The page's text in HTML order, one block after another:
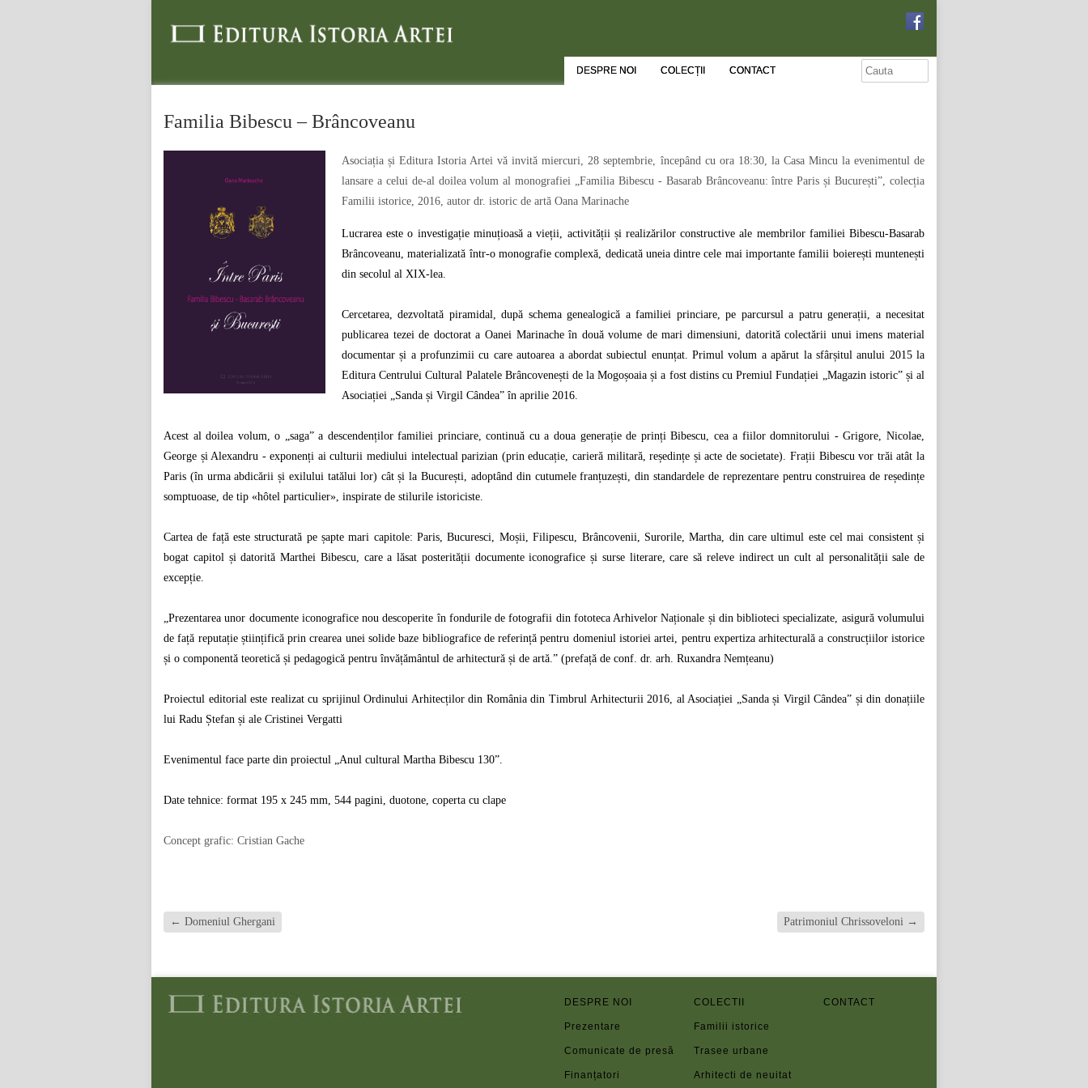
DESPRE NOI COLECȚII CONTACT
Familia Bibescu – Brâncoveanu
Asociația și Editura Istoria Artei vă invită miercuri, 28 septembrie, începând cu ora 18:30, la Casa Mincu la evenimentul de
lansare a celui de-al doilea volum al monografiei „Familia Bibescu - Basarab Brâncoveanu: între Paris și București”, colecția
Familii istorice, 2016, autor dr. istoric de artă Oana Marinache
Lucrarea este o investigație minuțioasă a vieții, activității și realizărilor constructive ale membrilor familiei Bibescu-Basarab
Brâncoveanu, materializată într-o monografie complexă, dedicată uneia dintre cele mai importante familii boierești muntenești
din secolul al XIX-lea.
Cercetarea, dezvoltată piramidal, după schema genealogică a familiei princiare, pe parcursul a patru generații, a necesitat
publicarea tezei de doctorat a Oanei Marinache în două volume de mari dimensiuni, datorită colectării unui imens material
documentar și a profunzimii cu care autoarea a abordat subiectul enunțat. Primul volum a apărut la sfârșitul anului 2015 la
Editura Centrului Cultural Palatele Brâncovenești de la Mogoșoaia și a fost distins cu Premiul Fundației „Magazin istoric” și al
Asociației „Sanda și Virgil Cândea” în aprilie 2016.
Acest al doilea volum, o „saga” a descendenților familiei princiare, continuă cu a doua generație de prinți Bibescu, cea a fiilor domnitorului - Grigore, Nicolae,
George și Alexandru - exponenți ai culturii mediului intelectual parizian (prin educație, carieră militară, reședințe și acte de societate). Frații Bibescu vor trăi atât la
Paris (în urma abdicării și exilului tatălui lor) cât și la București, adoptând din cutumele franțuzești, din standardele de reprezentare pentru construirea de reședințe
somptuoase, de tip «hôtel particulier», inspirate de stilurile istoriciste.
Cartea de față este structurată pe șapte mari capitole: Paris, Bucuresci, Moșii, Filipescu, Brâncovenii, Surorile, Martha, din care ultimul este cel mai consistent și
bogat capitol și datorită Marthei Bibescu, care a lăsat posterității documente iconografice și surse literare, care să releve indirect un cult al personalității sale de
excepție.
„Prezentarea unor documente iconografice nou descoperite în fondurile de fotografii din fototeca Arhivelor Naționale și din biblioteci specializate, asigură volumului
de față reputație științifică prin crearea unei solide baze bibliografice de referință pentru domeniul istoriei artei, pentru expertiza arhitecturală a construcțiilor istorice
și o componentă teoretică și pedagogică pentru învățământul de arhitectură și de artă.” (prefață de conf. dr. arh. Ruxandra Nemțeanu)
Proiectul editorial este realizat cu sprijinul Ordinului Arhitecților din România din Timbrul Arhitecturii 2016, al Asociației „Sanda și Virgil Cândea” și din donațiile
lui Radu Ștefan și ale Cristinei Vergatti
Evenimentul face parte din proiectul „Anul cultural Martha Bibescu 130”.
Date tehnice: format 195 x 245 mm, 544 pagini, duotone, coperta cu clape
Concept grafic: Cristian Gache
← Domeniul Ghergani Patrimoniul Chrissoveloni →
DESPRE NOI
Prezentare
Comunicate de presă
Finanțatori
COLECTII
Familii istorice
Trasee urbane
Arhitecti de neuitat
CONTACT